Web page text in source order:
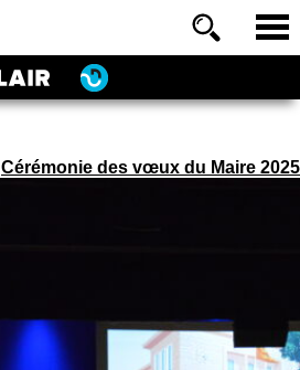
Cérémonie des vœux du Maire 2025